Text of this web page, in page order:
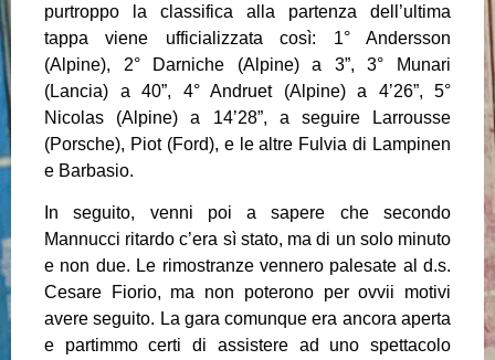
purtroppo la classifica alla partenza dell’ultima
tappa viene ufficializzata così: 1° Andersson
(Alpine), 2° Darniche (Alpine) a 3”, 3° Munari
(Lancia) a 40”, 4° Andruet (Alpine) a 4’26”, 5°
Nicolas (Alpine) a 14’28”, a seguire Larrousse
(Porsche), Piot (Ford), e le altre Fulvia di Lampinen
e Barbasio.
In seguito, venni poi a sapere che secondo
Mannucci ritardo c’era sì stato, ma di un solo minuto
e non due. Le rimostranze vennero palesate al d.s.
Cesare Fiorio, ma non poterono per ovvii motivi
avere seguito. La gara comunque era ancora aperta
e partimmo certi di assistere ad uno spettacolo